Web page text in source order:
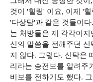
것이 '힐링' 이요, 이제 '
'다상담'과 같은 것들이
는 처방들은 제 각각이지
신의 말씀을 전해주던
지 않다. 그렇다. 신탁은
리라는 승전보를 알려주
비보를 전하기도 했다.